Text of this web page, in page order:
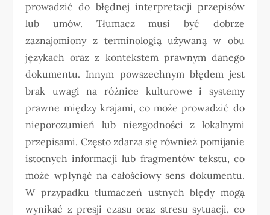
prowadzić do błędnej interpretacji przepisów
lub umów. Tłumacz musi być dobrze
zaznajomiony z terminologią używaną w obu
językach oraz z kontekstem prawnym danego
dokumentu. Innym powszechnym błędem jest
brak uwagi na różnice kulturowe i systemy
prawne między krajami, co może prowadzić do
nieporozumień lub niezgodności z lokalnymi
przepisami. Często zdarza się również pomijanie
istotnych informacji lub fragmentów tekstu, co
może wpłynąć na całościowy sens dokumentu.
W przypadku tłumaczeń ustnych błędy mogą
wynikać z presji czasu oraz stresu sytuacji, co